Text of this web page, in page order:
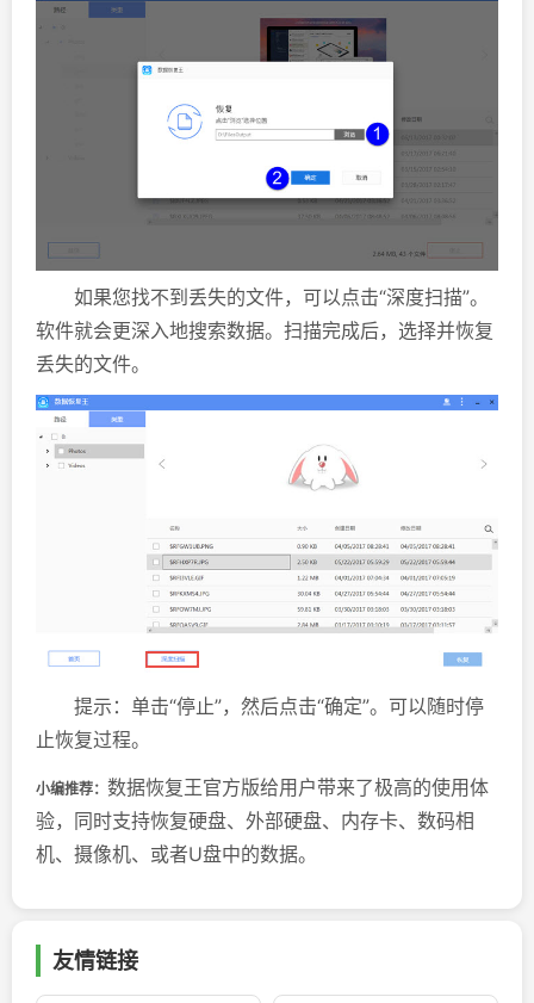
如果您找不到丢失的文件，可以点击“深度扫描”。
软件就会更深入地搜索数据。扫描完成后，选择并恢复
丢失的文件。
提示：单击“停止”，然后点击“确定”。可以随时停
止恢复过程。
小编推荐： 数据恢复王官方版给用户带来了极高的使用体
验，同时支持恢复硬盘、外部硬盘、内存卡、数码相
机、摄像机、或者U盘中的数据。
友情链接